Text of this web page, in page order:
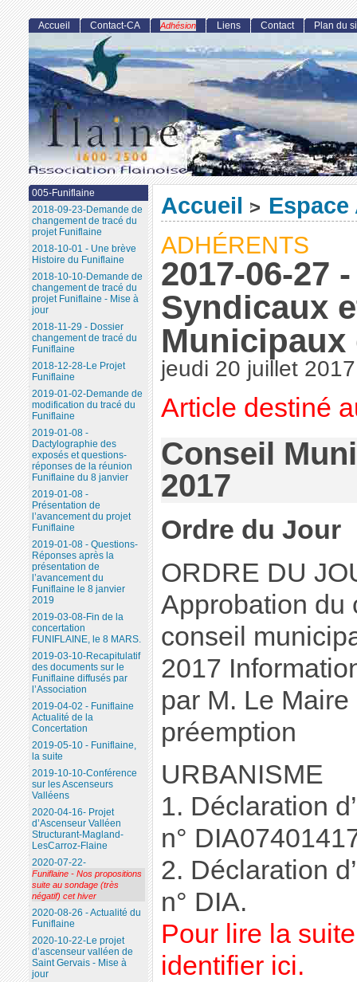
Accueil >
ADHÉRENTS
2017-06-27
Syndicaux
Municipaux
jeudi 20 juillet 2017
Article destiné
Conseil
2017
Ordre du Jour
ORDRE DU
Approbation du
conseil
2017
par M. Le
préemption
URBANISME
1. Déclaration
n°
2. Déclaration
n° DIA.
Pour lire la
identifier ici.
Accueil Contact-CA Adhésion Liens Contact Plan du
005-Funiflaine
2018-09-23-Demande de
changement de tracé du
projet Funiflaine
2018-10-01 - Une brève
Histoire du Funiflaine
2018-10-10-Demande de
changement de tracé du
projet Funiflaine - Mise à
jour
2018-11-29 - Dossier
changement de tracé du
Funiflaine
2018-12-28-Le Projet
Funiflaine
2019-01-02-Demande de
modification du tracé du
Funiflaine
2019-01-08 -
Dactylographie des
exposés et questions-
réponses de la réunion
Funiflaine du 8 janvier
2019-01-08 -
Présentation de
l’avancement du projet
Funiflaine
2019-01-08 - Questions-
Réponses après la
présentation de
l’avancement du
Funiflaine le 8 janvier
2019
2019-03-08-Fin de la
concertation
FUNIFLAINE, le 8 MARS.
2019-03-10-Recapitulatif
des documents sur le
Funiflaine diffusés par
l’Association
2019-04-02 - Funiflaine
Actualité de la
Concertation
2019-05-10 - Funiflaine,
la suite
2019-10-10-Conférence
sur les Ascenseurs
Valléens
2020-04-16- Projet
d’Ascenseur Valléen
Structurant-Magland-
LesCarroz-Flaine
2020-07-22-
Funiflaine - Nos propositions
suite au sondage (très
négatif) cet hiver
2020-08-26 - Actualité du
Funiflaine
2020-10-22-Le projet
d’ascenseur valléen de
Saint Gervais - Mise à
jour